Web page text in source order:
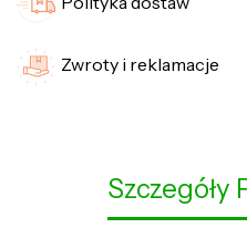
Zwroty i reklamacje
Szczegóły